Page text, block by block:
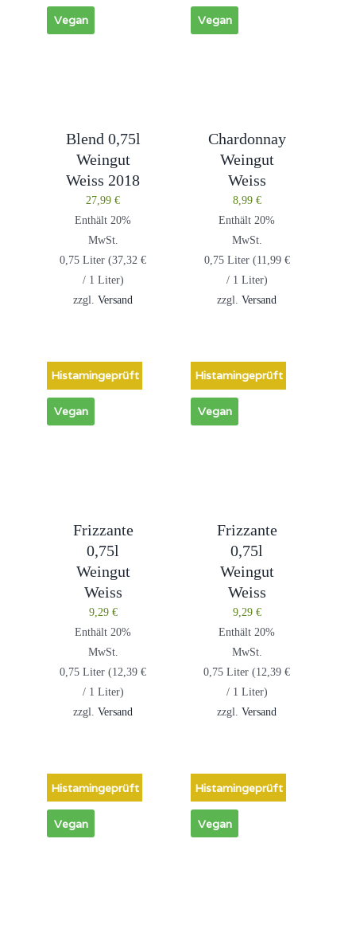
Vegan
Blend 0,75l
Weingut
Weiss 2018
27,99€
Enthält 20%
MwSt.
0,75 Liter (37,32€
/ 1 Liter)
zzgl.Versand
Vegan
Chardonnay
Weingut
Weiss
8,99 €
Enthält 20%
MwSt.
0,75 Liter (11,99 €
/ 1 Liter)
zzgl.Versand
Histamingeprüft
Vegan
Frizzante
0,75l
Weingut
Weiss
9,29 €
Enthält 20%
MwSt.
0,75 Liter (12,39€
/ 1 Liter)
zzgl.Versand
Histamingeprüft
Vegan
Frizzante
0,75l
Weingut
Weiss
9,29 €
Enthält 20%
MwSt.
0,75 Liter (12,39€
/ 1 Liter)
zzgl.Versand
Histamingeprüft
Vegan
Histamingeprüft
Vegan